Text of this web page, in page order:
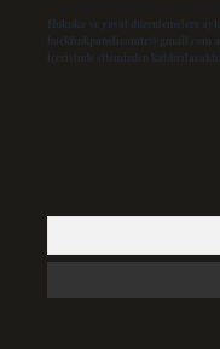
Hukuka ve yasal düzenlemelere
backlinkpanelicomtr@gmail.com
içerisinde sitemizden kaldırılacaktır.